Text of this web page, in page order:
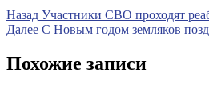
Навигация
по
записям
Назад Предыдущая
запись
Участники СВО проходят
Далее Следующая
С Новым годом земляков
Похожие записи